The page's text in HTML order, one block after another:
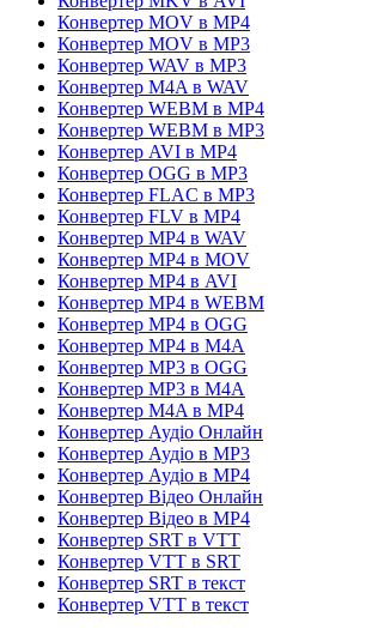
Конвертер MOV в MP4
Конвертер MOV в MP3
Конвертер WAV в MP3
Конвертер M4A в WAV
Конвертер WEBM в MP4
Конвертер WEBM в MP3
Конвертер AVI в MP4
Конвертер OGG в MP3
Конвертер FLAC в MP3
Конвертер FLV в MP4
Конвертер MP4 в WAV
Конвертер MP4 в MOV
Конвертер MP4 в AVI
Конвертер MP4 в WEBM
Конвертер MP4 в OGG
Конвертер MP4 в M4A
Конвертер MP3 в OGG
Конвертер MP3 в M4A
Конвертер M4A в MP4
Конвертер Аудіо Онлайн
Конвертер Аудіо в MP3
Конвертер Аудіо в MP4
Конвертер Відео Онлайн
Конвертер Відео в MP4
Конвертер SRT в VTT
Конвертер VTT в SRT
Конвертер SRT в текст
Конвертер VTT в текст